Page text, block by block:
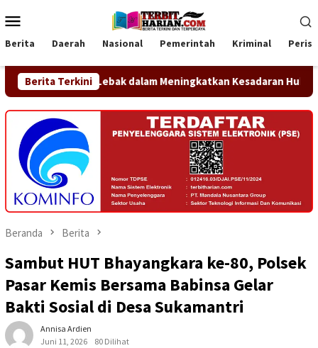
ke
kontenMobile
Berita Daerah Nasional Pemerintah Kriminal
Berita Terkini
Lebak dalam Meningkatkan Kesadaran Hukum Masyarakat
Beranda Berita
Sambut HUT Bhayangkara ke-80, Polsek
Pasar Kemis Bersama Babinsa Gelar
Bakti Sosial di Desa Sukamantri
Annisa Ardien
Juni 11, 2026
80 Dilihat